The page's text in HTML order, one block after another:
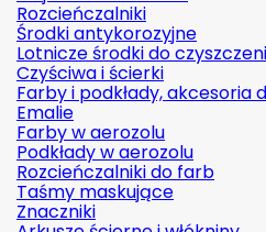
Rozcieńczalniki
Środki antykorozyjne
Lotnicze środki do
Czyściwa i ścierki
Farby i podkłady, akcesoria
Emalie
Farby w aerozolu
Podkłady w aerozolu
Rozcieńczalniki do farb
Taśmy maskujące
Znaczniki